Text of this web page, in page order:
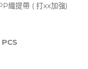
織提帶 ( 打xx加強)